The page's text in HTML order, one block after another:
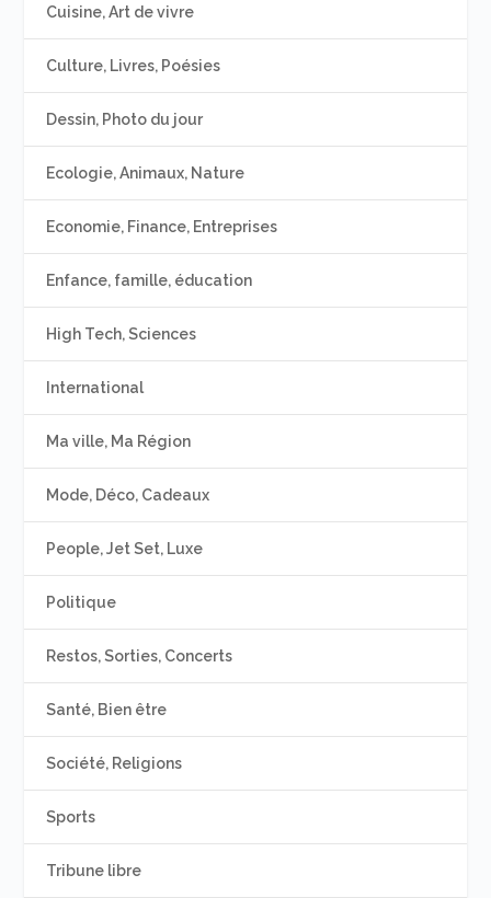
Cuisine, Art de vivre
Culture, Livres, Poésies
Dessin, Photo du jour
Ecologie, Animaux, Nature
Economie, Finance, Entreprises
Enfance, famille, éducation
High Tech, Sciences
International
Ma ville, Ma Région
Mode, Déco, Cadeaux
People, Jet Set, Luxe
Politique
Restos, Sorties, Concerts
Santé, Bien être
Société, Religions
Sports
Tribune libre